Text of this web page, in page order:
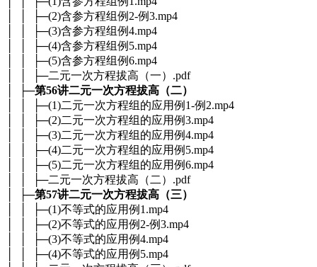
│ │ ├─(2)含参方程组例2-例3.mp4
│ │ ├─(3)含参方程组例4.mp4
│ │ ├─(4)含参方程组例5.mp4
│ │ ├─(5)含参方程组例6.mp4
│ │ ├─二元一次方程拔高（一）.pdf
│ ├─第56讲二元一次方程拔高（二）
│ │ ├─(1)二元一次方程组的应用例1-例2.mp4
│ │ ├─(2)二元一次方程组的应用例3.mp4
│ │ ├─(3)二元一次方程组的应用例4.mp4
│ │ ├─(4)二元一次方程组的应用例5.mp4
│ │ ├─(5)二元一次方程组的应用例6.mp4
│ │ ├─二元一次方程拔高（二）.pdf
│ ├─第57讲二元一次方程拔高（三）
│ │ ├─(1)不等式的应用例1.mp4
│ │ ├─(2)不等式的应用例2-例3.mp4
│ │ ├─(3)不等式的应用例4.mp4
│ │ ├─(4)不等式的应用例5.mp4